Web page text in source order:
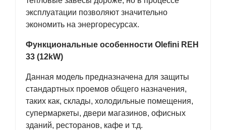
эксплуатации позволяют значительно
экономить на энергоресурсах.
Функциональные особенности Olefini REH
33 (12kW)
Данная модель предназначена для защиты
стандартных проемов общего назначения,
таких как, склады, холодильные помещения,
супермаркеты, двери магазинов, офисных
зданий, ресторанов, кафе и т.д.